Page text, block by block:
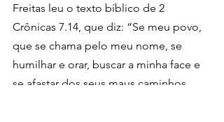
Freitas leu o texto bíblico de 2
Crônicas 7.14, que diz: “Se meu povo,
que se chama pelo meu nome, se
humilhar e orar, buscar a minha face e
se afastar dos seus maus caminhos,